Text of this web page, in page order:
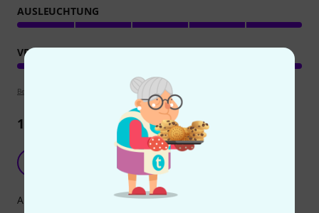
AUSLEUCHTUNG
VERARBEITUNG
Bewertungsrichtlinien
1
Eurolite LED CLS-18 QCL RGB/WW 18x7W
Krzysztof S. 23.06.2025
Ausleuchtung